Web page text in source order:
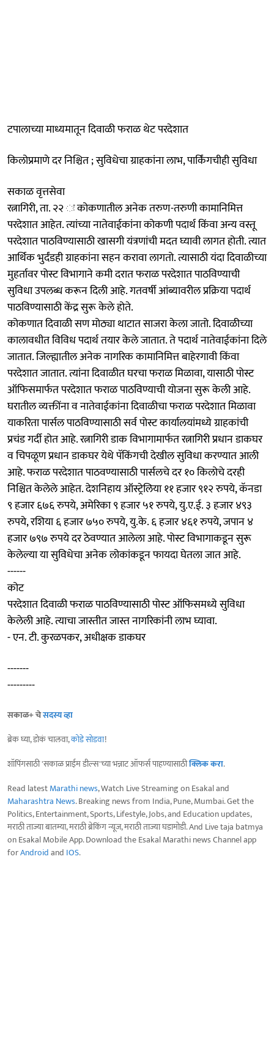
टपालाच्या माध्यमातून दिवाळी फराळ थेट परदेशात
किलोप्रमाणे दर निश्चित ; सुविधेचा ग्राहकांना लाभ, पार्किंगचीही सुविधा
सकाळ वृत्तसेवा
रत्नागिरी, ता. २२ ः कोकणातील अनेक तरुण-तरुणी कामानिमित्त
परदेशात आहेत. त्यांच्या नातेवाईकांना कोकणी पदार्थ किंवा अन्य वस्तू
परदेशात पाठविण्यासाठी खासगी यंत्रणांची मदत घ्यावी लागत होती. त्यात
आर्थिक भुर्दंडही ग्राहकांना सहन करावा लागतो. त्यासाठी यंदा दिवाळीच्या
मुहर्तावर पोस्ट विभागाने कमी दरात फराळ परदेशात पाठविण्याची
सुविधा उपलब्ध करून दिली आहे. गतवर्षी आंब्यावरील प्रक्रिया पदार्थ
पाठविण्यासाठी केंद्र सुरू केले होते.
कोकणात दिवाळी सण मोठ्या थाटात साजरा केला जातो. दिवाळीच्या
कालावधीत विविध पदार्थ तयार केले जातात. ते पदार्थ नातेवाईकांना दिले
जातात. जिल्ह्यातील अनेक नागरिक कामानिमित्त बाहेरगावी किंवा
परदेशात जातात. त्यांना दिवाळीत घरचा फराळ मिळावा, यासाठी पोस्ट
ऑफिसमार्फत परदेशात फराळ पाठविण्याची योजना सुरू केली आहे.
घरातील व्यक्तींना व नातेवाईकांना दिवाळीचा फराळ परदेशात मिळावा
याकरिता पार्सल पाठविण्यासाठी सर्व पोस्ट कार्यालयांमध्ये ग्राहकांची
प्रचंड गर्दी होत आहे. रत्नागिरी डाक विभागामार्फत रत्नागिरी प्रधान डाकघर
व चिपळूण प्रधान डाकघर येथे पॅकिंगची देखील सुविधा करण्यात आली
आहे. फराळ परदेशात पाठवण्यासाठी पार्सलचे दर १० किलोचे दरही
निश्चित केलेले आहेत. देशनिहाय ऑस्ट्रेलिया ११ हजार ९१२ रुपये, कॅनडा
९ हजार ६७६ रुपये, अमेरिका ९ हजार ५१ रुपये, यु.ए.ई. ३ हजार ४९३
रुपये, रशिया ६ हजार ७५० रुपये, यु.के. ६ हजार ४६१ रुपये, जपान ४
हजार ७९७ रुपये दर ठेवण्यात आलेला आहे. पोस्ट विभागाकडून सुरू
केलेल्या या सुविधेचा अनेक लोकांकडून फायदा घेतला जात आहे.
------
कोट
परदेशात दिवाळी फराळ पाठविण्यासाठी पोस्ट ऑफिसमध्ये सुविधा
केलेली आहे. त्याचा जास्तीत जास्त नागरिकांनी लाभ घ्यावा.
- एन. टी. कुरळपकर, अधीक्षक डाकघर
-------
---------
सकाळ+ चेसदस्य व्हा
ब्रेक घ्या, डोकं चालवा,कोडे सोडवा!
शॉपिंगसाठी 'सकाळ प्राईम डील्स'च्या भन्नाट ऑफर्स पाहण्यासाठीक्लिक करा.
Read latestMarathi news, Watch Live Streaming on Esakal and
Maharashtra News. Breaking news from India, Pune, Mumbai. Get the
Politics, Entertainment, Sports, Lifestyle, Jobs, and Education updates,
मराठी ताज्या बातम्या, मराठी ब्रेकिंग न्यूज, मराठी ताज्या घडामोडी. And Live taja batmya
on Esakal Mobile App. Download the Esakal Marathi news Channel app
forAndroidand IOS.